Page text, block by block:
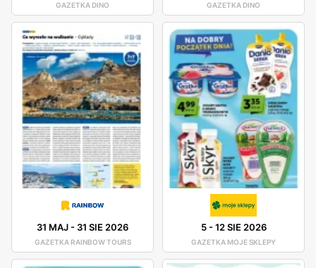
GAZETKA DINO GAZETKA DINO
31 MAJ- 31 SIE 2026
GAZETKA RAINBOW TOURS
5-12 SIE 2026
GAZETKA MOJE SKLEPY